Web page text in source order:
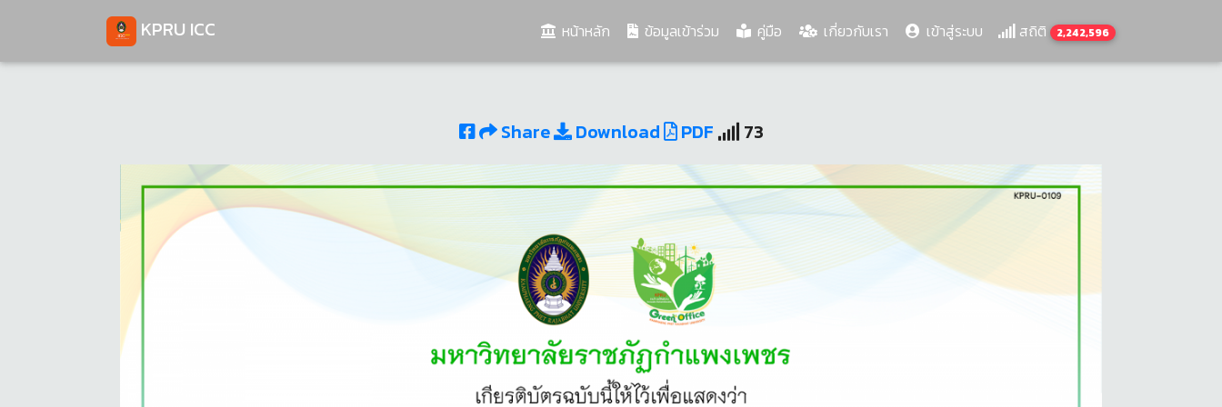
KPRU ICC หน้าหลัก(current)ข้อมูลเข้าร่วม คู่มือ เกี่ยวกับเรา เข้าสู่ระบบ สถิติ 2,242,596
Share Download PDF 73